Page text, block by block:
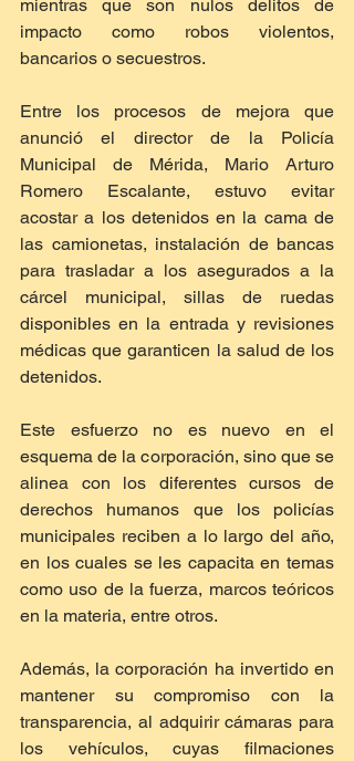
mientras que son nulos delitos de
impacto como robos violentos,
bancarios o secuestros.
Entre los procesos de mejora que
anunció el director de la Policía
Municipal de Mérida, Mario Arturo
Romero Escalante, estuvo evitar
acostar a los detenidos en la cama de
las camionetas, instalación de bancas
para trasladar a los asegurados a la
cárcel municipal, sillas de ruedas
disponibles en la entrada y revisiones
médicas que garanticen la salud de los
detenidos.
Este esfuerzo no es nuevo en el
esquema de la corporación, sino que se
alinea con los diferentes cursos de
derechos humanos que los policías
municipales reciben a lo largo del año,
en los cuales se les capacita en temas
como uso de la fuerza, marcos teóricos
en la materia, entre otros.
Además, la corporación ha invertido en
mantener su compromiso con la
transparencia, al adquirir cámaras para
los vehículos, cuyas filmaciones